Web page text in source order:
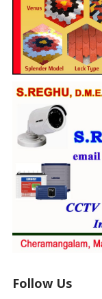
Follow Us